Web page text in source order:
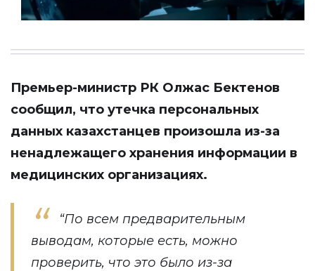
Премьер-министр РК Олжас Бектенов
сообщил, что утечка персональных
данных казахстанцев произошла из-за
ненадлежащего хранения информации в
медицинских организациях.
“По всем предварительным
выводам, которые есть, можно
проверить, что это было из-за